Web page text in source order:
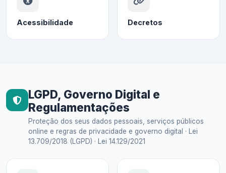
Acessibilidade Decretos
LGPD, Governo Digital e
Regulamentações
Proteção dos seus dados pessoais, serviços públicos
online e regras de privacidade e governo digital · Lei
13.709/2018 (LGPD) · Lei 14.129/2021